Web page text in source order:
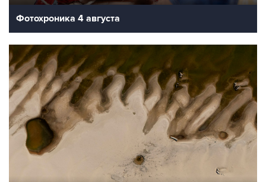
Фотохроника 4 августа